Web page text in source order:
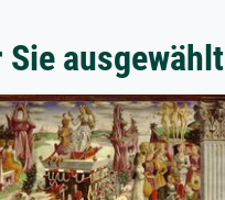
ausgewählt